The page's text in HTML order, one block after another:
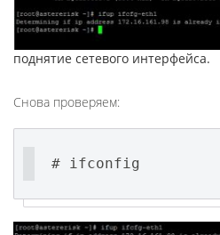
поднятие сетевого интерфейса.
Снова проверяем:
# ifconfig